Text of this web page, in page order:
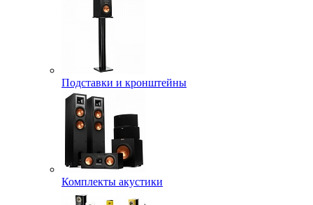
Подставки и кронштейны
Комплекты акустики